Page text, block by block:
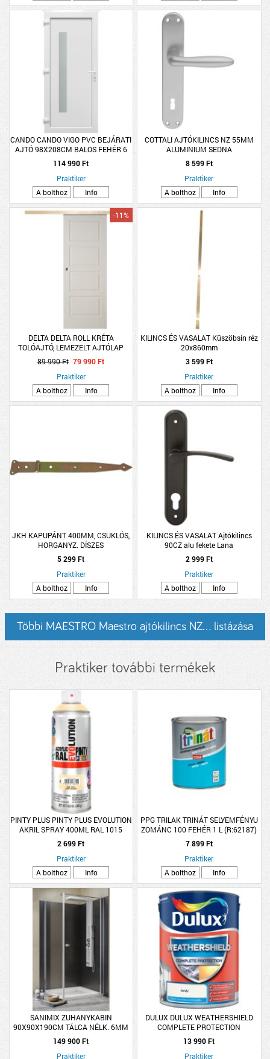
CANDO CANDO VIGO PVC BEJÁRATI
AJTÓ 98X208CM BALOS FEHÉR 6
LK KILINCCSEL
114 990 Ft
Praktiker
A bolthoz
Info
COTTALI AJTÓKILINCS NZ 55MM
ALUMINIUM SEDNA
8 599 Ft
Praktiker
A bolthoz
Info
DELTA DELTA ROLL KRÉTA
TOLÓAJTÓ, LEMEZELT AJTÓLAP
80X204CM+SÍNTAKAR
-11%
89 990 Ft 79 990 Ft
Praktiker
A bolthoz
Info
KILINCS ÉS VASALAT Küszöbsín réz
20x860mm
3 599 Ft
Praktiker
A bolthoz
Info
JKH KAPUPÁNT 400MM, CSUKLÓS,
HORGANYZ. DÍSZES
5 299 Ft
Praktiker
A bolthoz
Info
KILINCS ÉS VASALAT Ajtókilincs
90CZ alu fekete Lana
2 999 Ft
Praktiker
A bolthoz
Info
Többi MAESTRO Maestro ajtókilincs NZ... listázása
Praktiker további termékek
PINTY PLUS PINTY PLUS EVOLUTION
AKRIL SPRAY 400ML RAL 1015
VILÁGOS ELEFÁNTCSONT
2 699 Ft
Praktiker
A bolthoz
Info
PPG TRILAK TRINÁT SELYEMFÉNYU
ZOMÁNC 100 FEHÉR 1 L (R:62187)
7 899 Ft
Praktiker
A bolthoz
Info
SANIMIX ZUHANYKABIN
90X90X190CM TÁLCA NÉLK. 6MM
VÍZTISZTA BIZT. ÜVEG
149 900 Ft
Praktiker
DULUX DULUX WEATHERSHIELD
COMPLETE PROTECTION
HOMLOKZAT FESTÉK 4,5L FEHÉR
13 990 Ft
Praktiker